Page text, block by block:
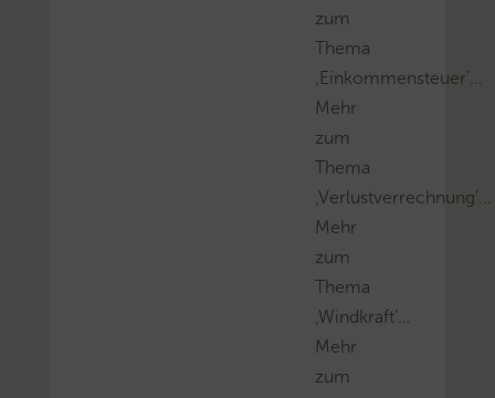
zum
Thema
‚Einkommensteuer’…
Mehr
zum
Thema
‚Verlustverrechnung’…
Mehr
zum
Thema
‚Windkraft’…
Mehr
zum